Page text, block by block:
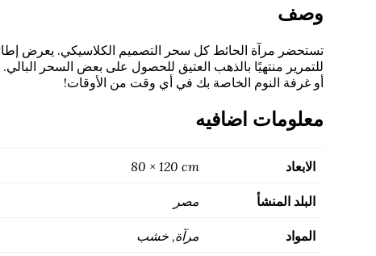
وصف
تستحضر مرآة الحائط كل سحر التصميم الكلاسيكي. يعرض
للتمرير منتهيًا بالذهب العتيق للحصول على بعض السحر البالي.
أو غرفة النوم الخاصة بك في أي وقت من الأوقات!
معلومات اضافيه
الابعاد 80 × 120 cm
البلد المنشأ مصر
المواد مرآة, خشب